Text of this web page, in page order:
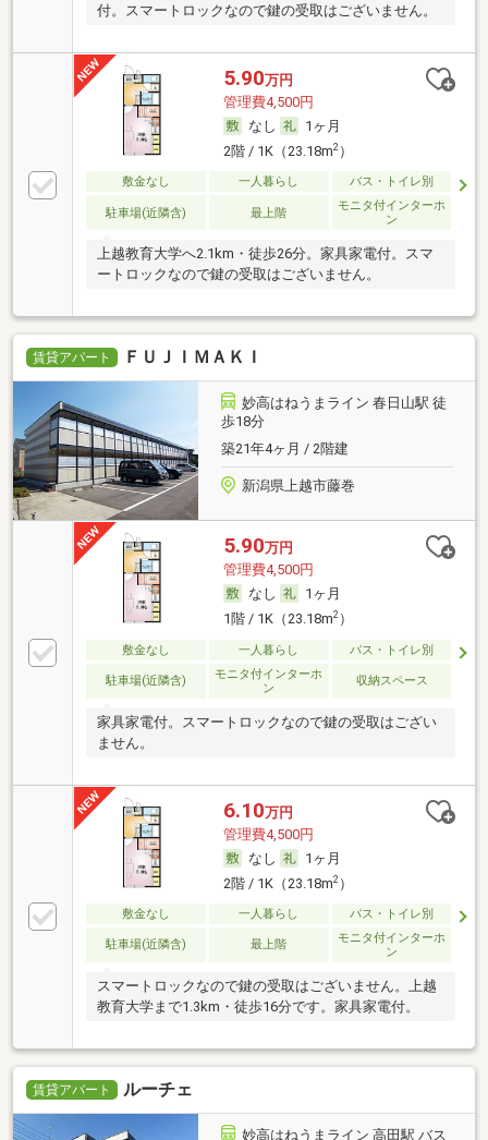
付。スマートロックなので鍵の受取はございません。
5.90万円
管理費4,500円
なし
1ヶ月
2階 / 1K（23.18m2）
敷金なし 一人暮らし バス・トイレ別
駐車場(近隣含) 最上階
モニタ付インターホ
ン
上越教育大学へ2.1km・徒歩26分。家具家電付。スマ
ートロックなので鍵の受取はございません。
賃貸アパート ＦＵＪＩＭＡＫＩ
妙高はねうまライン 春日山駅 徒
歩18分
築21年4ヶ月 / 2階建
新潟県上越市藤巻
5.90万円
管理費4,500円
なし
1ヶ月
1階 / 1K（23.18m2）
敷金なし 一人暮らし バス・トイレ別
駐車場(近隣含)
モニタ付インターホ
ン
収納スペース
家具家電付。スマートロックなので鍵の受取はござい
ません。
6.10万円
管理費4,500円
なし
1ヶ月
2階 / 1K（23.18m2）
敷金なし 一人暮らし バス・トイレ別
駐車場(近隣含) 最上階
モニタ付インターホ
ン
スマートロックなので鍵の受取はございません。上越
教育大学まで1.3km・徒歩16分です。家具家電付。
賃貸アパート ルーチェ
妙高はねうまライン 高田駅 バス